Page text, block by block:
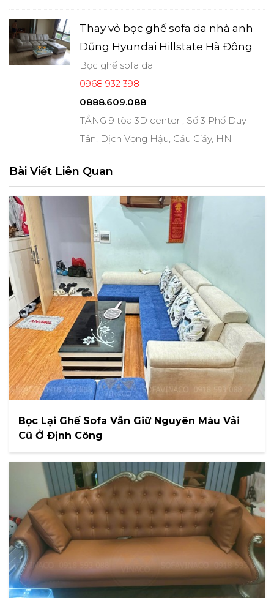
Thay vỏ bọc ghế sofa da nhà anh
Dũng Hyundai Hillstate Hà Đông
Bọc ghế sofa da
0968 932 398
0888.609.088
TẦNG 9 tòa 3D center , Số 3 Phố Duy
Tân, Dịch Vọng Hậu, Cầu Giấy, HN
Bài Viết Liên Quan
Bọc Lại Ghế Sofa Vẫn Giữ Nguyên Màu Vải
Cũ Ở Định Công